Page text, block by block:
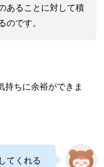
あることに対して積
です。
ちに余裕ができま
てくれる